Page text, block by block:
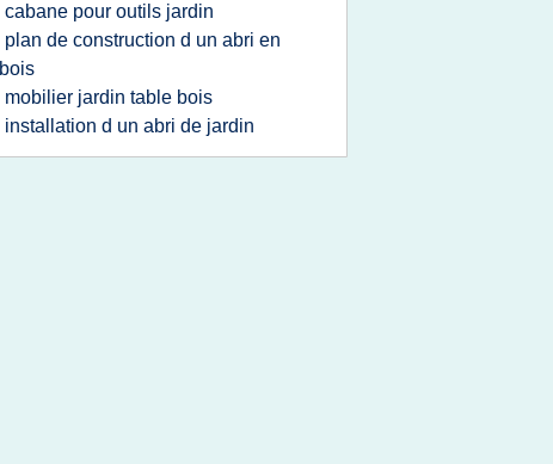
cabane pour outils jardin
plan de construction d un abri en
bois
mobilier jardin table bois
installation d un abri de jardin